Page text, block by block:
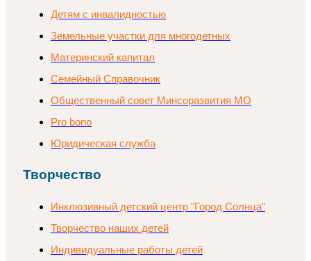
Детям с инвалидностью
Земельные участки для многодетных
Материнский капитал
Семейный Справочник
Общественный совет Минсоразвития МО
Pro bono
Юридическая служба
Творчество
Инклюзивный детский центр "Город Солнца"
Творчество наших детей
Индивидуальные работы детей